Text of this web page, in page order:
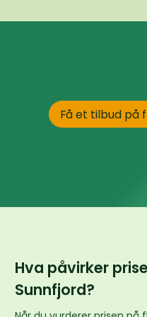
Få et tilbud på
Hva påvirker
Sunnfjord?